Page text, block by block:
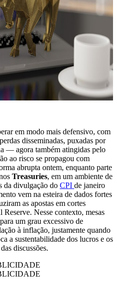
em modo mais defensivo, com
disseminadas, puxadas por
— agora também atingidas pelo
ao risco se propagou com
abrupta ontem, enquanto parte
Treasuries, em um ambiente de
da divulgação do CPI de janeiro
vem na esteira de dados fortes
as apostas em cortes
Nesse contexto, mesas
um grau excessivo de
à inflação, justamente quando
a sustentabilidade dos lucros e os
discussões.